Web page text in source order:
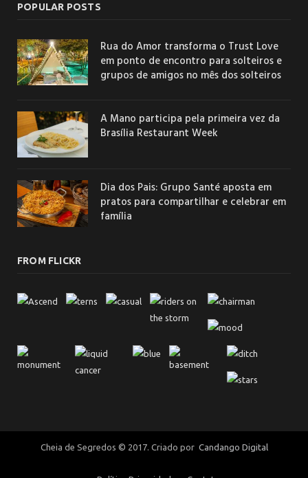
POPULAR POSTS
Rua do Amor transforma o Trust Love
em ponto de encontro para solteiros e
grupos de amigos no mês dos solteiros
A Mano participa pela primeira vez da
Brasília Restaurant Week
Dia dos Pais: Grupo Santé aposta em
pratos para compartilhar e celebrar em
família
FROM FLICKR
Cheia de Segredos © 2017. Criado por Candango Digital